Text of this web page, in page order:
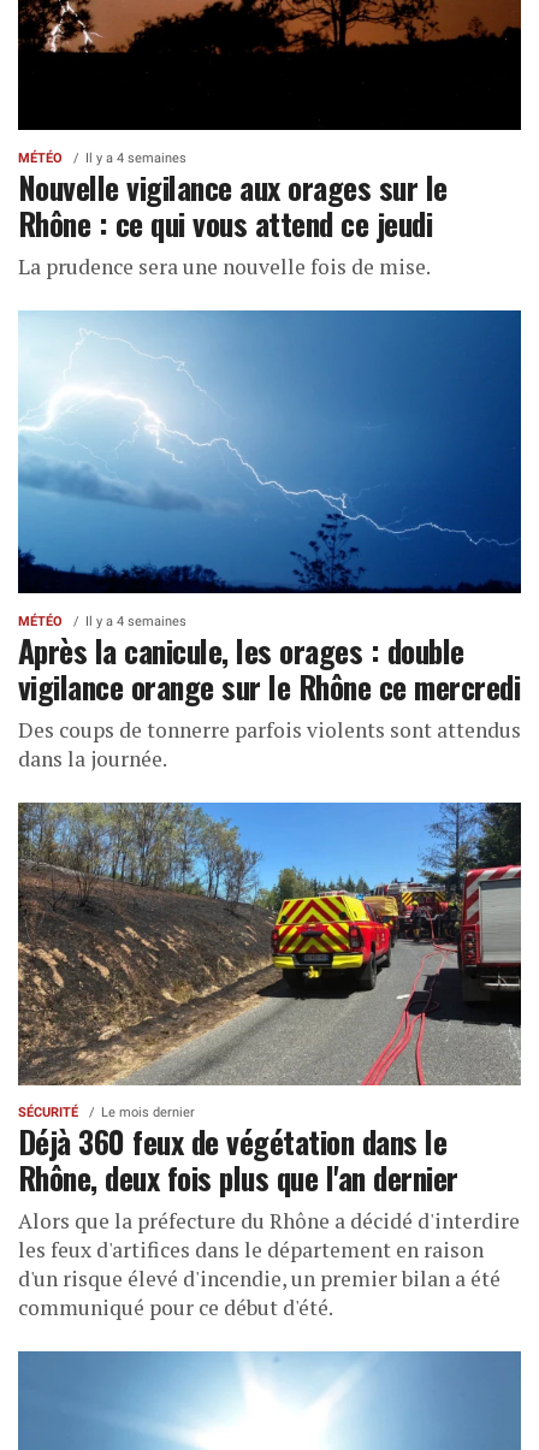
MÉTÉO Il y a 4 semaines
Nouvelle vigilance aux orages sur le
Rhône : ce qui vous attend ce jeudi
La prudence sera une nouvelle fois de mise.
MÉTÉO Il y a 4 semaines
Après la canicule, les orages : double
vigilance orange sur le Rhône ce mercredi
Des coups de tonnerre parfois violents sont attendus
dans la journée.
SÉCURITÉ Le mois dernier
Déjà 360 feux de végétation dans le
Rhône, deux fois plus que l'an dernier
Alors que la préfecture du Rhône a décidé d'interdire
les feux d'artifices dans le département en raison
d'un risque élevé d'incendie, un premier bilan a été
communiqué pour ce début d'été.